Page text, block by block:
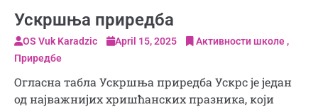
Ускршња приредба
OS Vuk Karadzic April 15, 2025
Активности школе
Приредбе
Огласна табла Ускршња приредба Ускрс је један
од најважнијих хришћанских празника, који